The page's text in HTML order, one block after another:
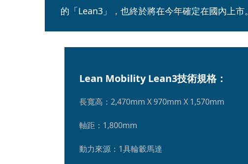
的「Lean3」，也終於將在今年確定在國內上市。
Lean Mobility Lean3技術規格：
長寬高：2,470mm X 970mm X 1,570mm
軸距：1,800mm
動力來源：1具輪轂馬達